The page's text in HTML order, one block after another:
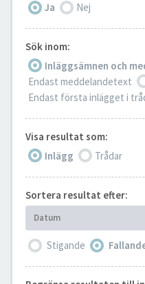
Ja
Nej
Sök inom:
Inläggsämnen och
Endast meddelandetext
Endast första inlägget i
Visa resultat som:
Inlägg
Trådar
Sortera resultat efter:
Datum
Stigande